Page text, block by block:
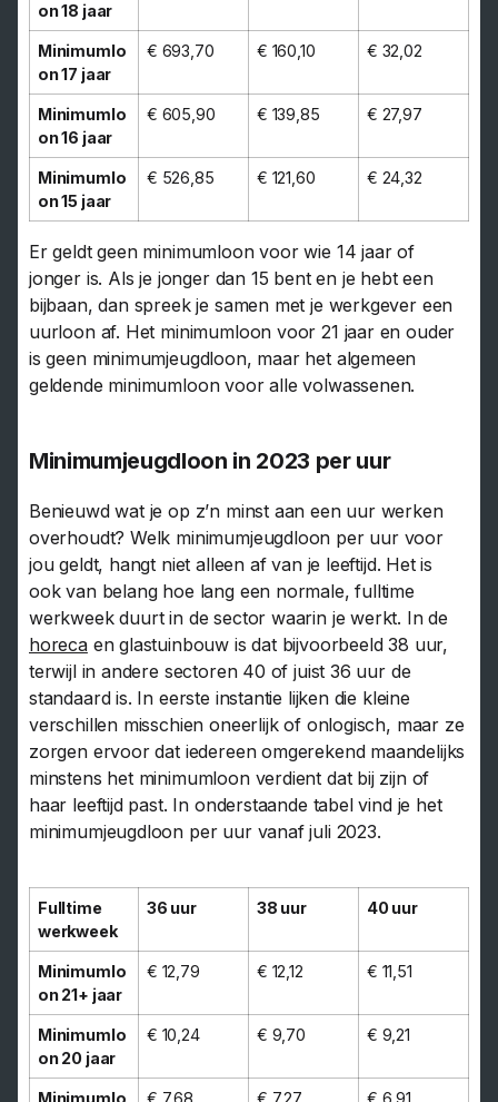
on 18 jaar
Minimumlo
on 17 jaar
€ 693,70 € 160,10 € 32,02
Minimumlo
on 16 jaar
€ 605,90 € 139,85 € 27,97
Minimumlo
on 15 jaar
€ 526,85 € 121,60 € 24,32
Er geldt geen minimumloon voor wie 14 jaar of
jonger is. Als je jonger dan 15 bent en je hebt een
bijbaan, dan spreek je samen met je werkgever een
uurloon af. Het minimumloon voor 21 jaar en ouder
is geen minimumjeugdloon, maar het algemeen
geldende minimumloon voor alle volwassenen.
Minimumjeugdloon in 2023 per uur
Benieuwd wat je op z’n minst aan een uur werken
overhoudt? Welk minimumjeugdloon per uur voor
jou geldt, hangt niet alleen af van je leeftijd. Het is
ook van belang hoe lang een normale, fulltime
werkweek duurt in de sector waarin je werkt. In de
horecaen glastuinbouw is dat bijvoorbeeld 38 uur,
terwijl in andere sectoren 40 of juist 36 uur de
standaard is. In eerste instantie lijken die kleine
verschillen misschien oneerlijk of onlogisch, maar ze
zorgen ervoor dat iedereen omgerekend maandelijks
minstens het minimumloon verdient dat bij zijn of
haar leeftijd past. In onderstaande tabel vind je het
minimumjeugdloon per uur vanaf juli 2023.
Fulltime
werkweek
36 uur 38 uur 40 uur
Minimumlo
on 21+ jaar
€ 12,79 € 12,12 € 11,51
Minimumlo
on 20 jaar
€ 10,24 € 9,70 € 9,21
Minimumlo € 7,68 € 7,27 € 6,91